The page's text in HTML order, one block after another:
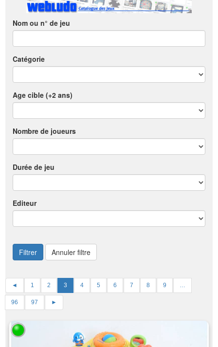
Nom ou n° de jeu
Catégorie
Age cible (+2 ans)
Nombre de joueurs
Durée de jeu
Editeur
Filtrer Annuler filtre
◄ 1 2 3 4 5 6 7 8 9 …
96 97 ►